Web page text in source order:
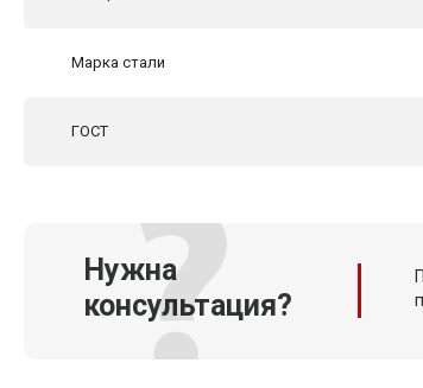
Марка стали
ГОСТ
Нужна
консультация?